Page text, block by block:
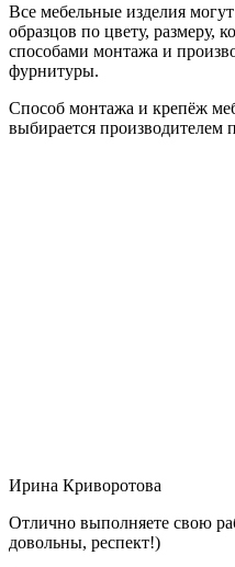
Все мебельные изделия
образцов по цвету, размеру,
способами монтажа и
фурнитуры.
Способ монтажа и крепёж
выбирается производителем
Ирина Криворотова
Отлично выполняете свою
довольны, респект!)